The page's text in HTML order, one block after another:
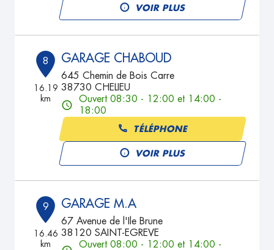
VOIR PLUS
8
16.19
km
GARAGE CHABOUD
645 Chemin de Bois Carre
38730 CHELIEU
Ouvert 08:30 - 12:00 et 14:00 -
18:00
TÉLÉPHONE
VOIR PLUS
9
16.46
km
GARAGE M.A
67 Avenue de l'Ile Brune
38120 SAINT-EGREVE
Ouvert 08:00 - 12:00 et 14:00 -